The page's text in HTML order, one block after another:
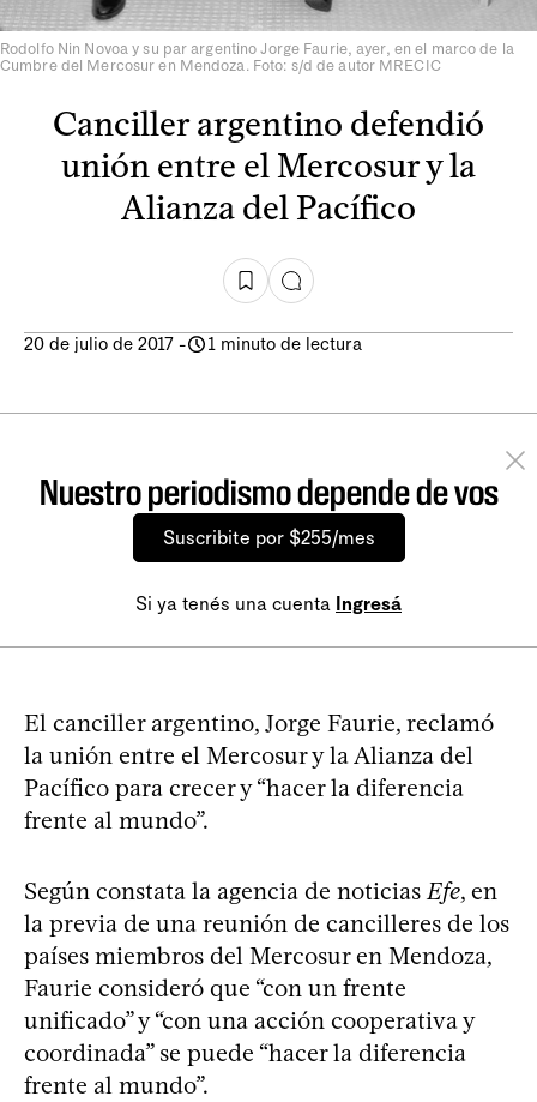
Rodolfo Nin Novoa y su par argentino Jorge Faurie, ayer, en el marco de la
Cumbre del Mercosur en Mendoza. Foto: s/d de autor MRECIC
Canciller argentino defendió
unión entre el Mercosur y la
Alianza del Pacífico
20 de julio de 2017 - 1 minuto de lectura
Nuestro periodismo depende de vos
Suscribite por $255/mes
Si ya tenés una cuenta Ingresá
El canciller argentino, Jorge Faurie, reclamó
la unión entre el Mercosur y la Alianza del
Pacífico para crecer y “hacer la diferencia
frente al mundo”.
Según constata la agencia de noticiasEfe, en
la previa de una reunión de cancilleres de los
países miembros del Mercosur en Mendoza,
Faurie consideró que “con un frente
unificado” y “con una acción cooperativa y
coordinada” se puede “hacer la diferencia
frente al mundo”.